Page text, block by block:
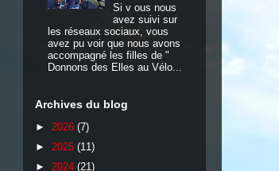
Si v ous nous
avez suivi sur
les réseaux sociaux, vous
avez pu voir que nous avons
accompagné les filles de "
Donnons des Elles au Vélo...
Archives du blog
► 2026 (7)
► 2025 (11)
► 2024 (21)